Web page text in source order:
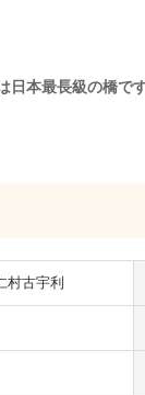
日本最長級の橋で
村古宇利